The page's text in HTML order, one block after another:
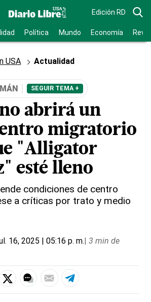
Edición RD
Política Mundo Economía
USA Actualidad
SEGUIR TEMA +
abrirá un
migratorio
"Alligator
esté lleno
condiciones de centro
a críticas por trato y medio
16, 2025 | 05:16 p. m.| 3 min de